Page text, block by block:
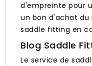
d'empreinte pour
un bon d'achat
saddle fitting en
Blog Saddle
Le service de